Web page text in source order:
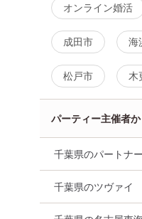
オンライン婚活
成田市 海
松戸市 木
パーティー主催者
千葉県のパートナ
千葉県のツヴァイ